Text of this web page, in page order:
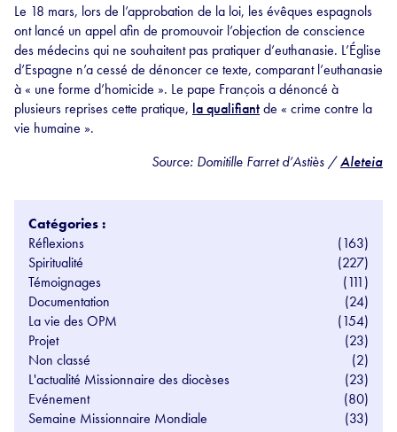
Le 18 mars, lors de l’approbation de la loi, les évêques espagnols
ont lancé un appel afin de promouvoir l’objection de conscience
des médecins qui ne souhaitent pas pratiquer d’euthanasie. L’Église
d’Espagne n’a cessé de dénoncer ce texte, comparant l’euthanasie
à « une forme d’homicide ». Le pape François a dénoncé à
plusieurs reprises cette pratique, la qualifiantde « crime contre la
vie humaine ».
Source: Domitille Farret d’Astiès /Aleteia
Catégories :
Réflexions
(163)
Spiritualité
(227)
Témoignages
(111)
Documentation
(24)
La vie des OPM
(154)
Projet
(23)
Non classé
(2)
L'actualité Missionnaire des diocèses
(23)
Evénement
(80)
Semaine Missionnaire Mondiale
(33)